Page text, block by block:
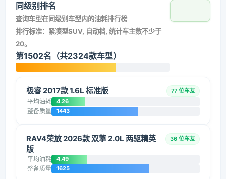
同级别排名
查询车型在同级别车型内的油耗排行榜
排行标准：紧凑型SUV, 自动档, 统计车主数不少于
20。
第1502名（共2324款车型）
极睿 2017款 1.6L 标准版 77 位车友
平均油耗 4.26
整备质量 1443
RAV4荣放 2026款 双擎 2.0L 两驱精英
版
36 位车友
平均油耗 4.49
整备质量 1625